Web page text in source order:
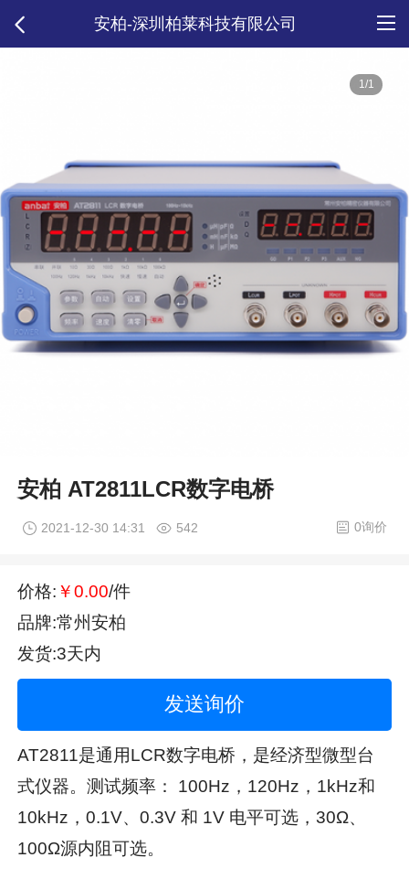
安柏-深圳柏莱科技有限公司
1/1
安柏 AT2811LCR数字电桥
2021-12-30 14:31 542 0询价
价格: ￥0.00/件
品牌:常州安柏
发货:3天内
发送询价
AT2811是通用LCR数字电桥，是经济型微型台
式仪器。测试频率： 100Hz，120Hz，1kHz和
10kHz，0.1V、0.3V 和 1V 电平可选，30Ω、
100Ω源内阻可选。